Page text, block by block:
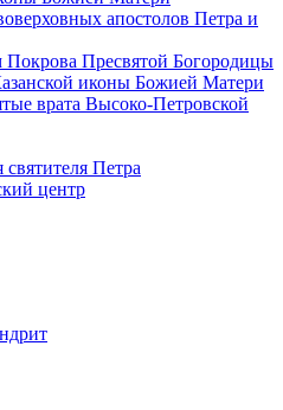
апостолов Петра и
Пресвятой Богородицы
иконы Божией Матери
врата Высоко-Петровской
святителя Петра
центр